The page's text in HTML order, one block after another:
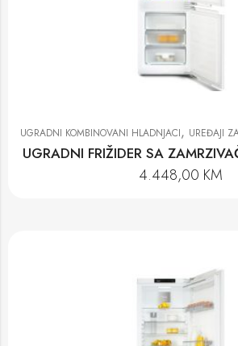
UGRADNI KOMBINOVANI HLADNJACI, UREĐAJI ZA
UGRADNI FRIŽIDER SA
4.448,00 KM